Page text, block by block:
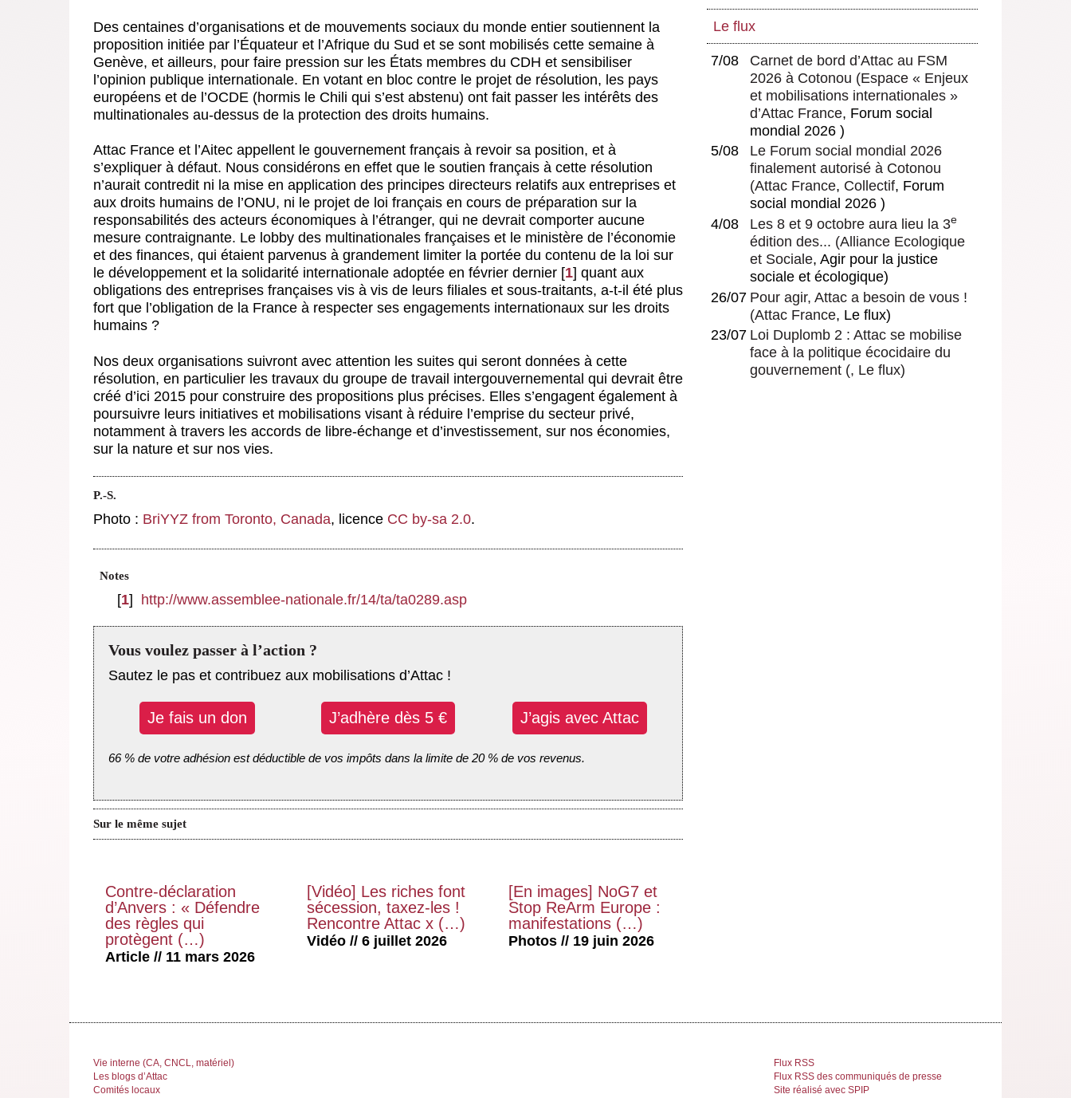
Des centaines d’organisations et de mouvements sociaux du monde entier soutiennent la
proposition initiée par l’Équateur et l’Afrique du Sud et se sont mobilisés cette semaine à
Genève, et ailleurs, pour faire pression sur les États membres du CDH et sensibiliser
l’opinion publique internationale. En votant en bloc contre le projet de résolution, les pays
européens et de l’OCDE (hormis le Chili qui s’est abstenu) ont fait passer les intérêts des
multinationales au-dessus de la protection des droits humains.
Attac France et l’Aitec appellent le gouvernement français à revoir sa position, et à
s’expliquer à défaut. Nous considérons en effet que le soutien français à cette résolution
n’aurait contredit ni la mise en application des principes directeurs relatifs aux entreprises et
aux droits humains de l’ONU, ni le projet de loi français en cours de préparation sur la
responsabilités des acteurs économiques à l’étranger, qui ne devrait comporter aucune
mesure contraignante. Le lobby des multinationales françaises et le ministère de l’économie
et des finances, qui étaient parvenus à grandement limiter la portée du contenu de la loi sur
le développement et la solidarité internationale adoptée en février dernier [1] quant aux
obligations des entreprises françaises vis à vis de leurs filiales et sous-traitants, a-t-il été plus
fort que l’obligation de la France à respecter ses engagements internationaux sur les droits
humains ?
Nos deux organisations suivront avec attention les suites qui seront données à cette
résolution, en particulier les travaux du groupe de travail intergouvernemental qui devrait être
créé d’ici 2015 pour construire des propositions plus précises. Elles s’engagent également à
poursuivre leurs initiatives et mobilisations visant à réduire l’emprise du secteur privé,
notamment à travers les accords de libre-échange et d’investissement, sur nos économies,
sur la nature et sur nos vies.
P.-S.
Photo : BriYYZ from Toronto, Canada, licence CC by-sa 2.0.
Notes
[1] http://www.assemblee-nationale.fr/14/ta/ta0289.asp
Vous voulez passer à l’action ?
Sautez le pas et contribuez aux mobilisations d’Attac !
Je fais un don J’adhère dès 5 € J’agis avec Attac
66 % de votre adhésion est déductible de vos impôts dans la limite de 20 % de vos revenus.
Sur le même sujet
Contre-déclaration
d’Anvers : « Défendre
des règles qui
protègent (…)
Article // 11 mars 2026
[Vidéo] Les riches font
sécession, taxez-les !
Rencontre Attac x (…)
Vidéo // 6 juillet 2026
[En images] NoG7 et
Stop ReArm Europe :
manifestations (…)
Photos // 19 juin 2026
Le flux
7/08
Carnet de bord d’Attac au FSM
2026 à Cotonou (Espace « Enjeux
et mobilisations internationales »
d’Attac France, Forum social
mondial 2026 )
5/08
Le Forum social mondial 2026
finalement autorisé à Cotonou
(Attac France, Collectif, Forum
social mondial 2026 )
4/08
Les 8 et 9 octobre aura lieu la 3e
édition des... (Alliance Ecologique
et Sociale, Agir pour la justice
sociale et écologique)
26/07 Pour agir, Attac a besoin de vous !
(Attac France, Le flux)
23/07 Loi Duplomb 2 : Attac se mobilise
face à la politique écocidaire du
gouvernement (, Le flux)
Vie interne (CA, CNCL, matériel)
Les blogs d’Attac
Comités locaux
Flux RSS
Flux RSS des communiqués de presse
Site réalisé avec SPIP